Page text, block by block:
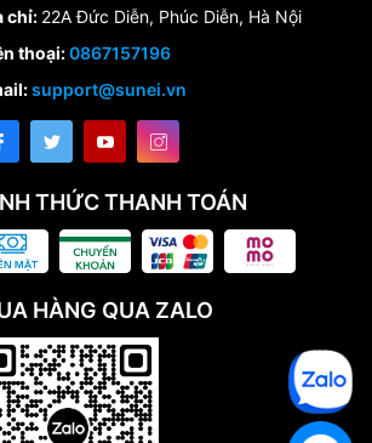
chỉ: 22A Đức Diễn, Phúc Diễn, Hà Nội
thoại:0867157196
support@sunei.vn
THỨC THANH TOÁN
HÀNG QUA ZALO